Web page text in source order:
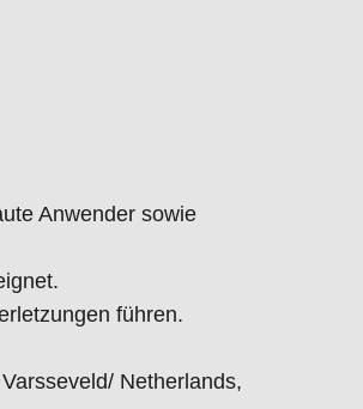
Anwender sowie
führen.
Netherlands,